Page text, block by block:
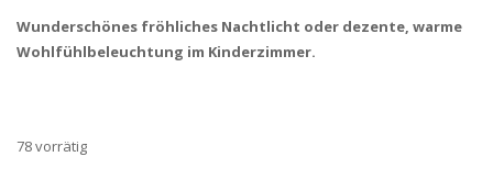
Wunderschönes fröhliches Nachtlicht oder dezente, warme
Wohlfühlbeleuchtung im Kinderzimmer.
78 vorrätig